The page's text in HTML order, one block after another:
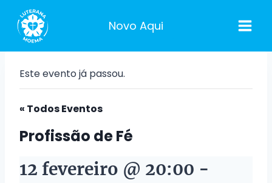
para
Conteúdo
Novo Aqui
Este evento já passou.
« Todos Eventos
Profissão de Fé
12 fevereiro @ 20:00 -